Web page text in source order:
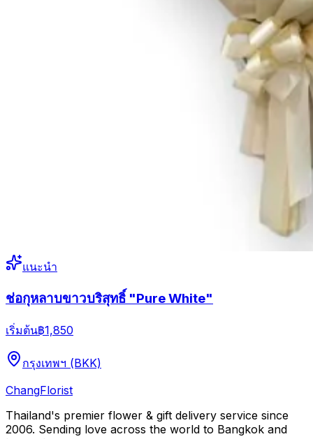
แนะนำ
ช่อกุหลาบขาวบริสุทธิ์ "Pure White"
เริ่มต้น฿1,850
กรุงเทพฯ (BKK)
ChangFlorist
Thailand's premier flower & gift delivery service since
2006. Sending love across the world to Bangkok and